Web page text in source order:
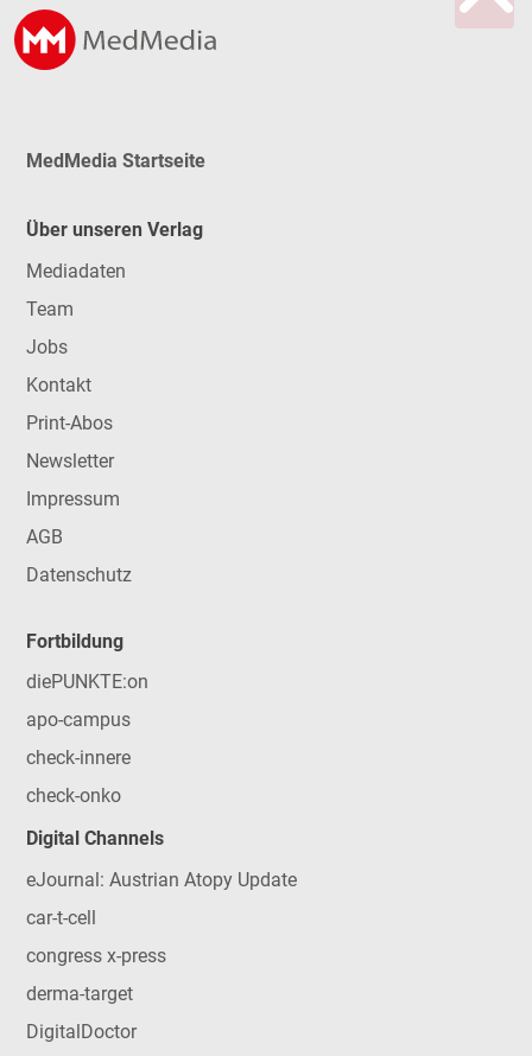
MedMedia Startseite
Über unseren Verlag
Mediadaten
Team
Jobs
Kontakt
Print-Abos
Newsletter
Impressum
AGB
Datenschutz
Fortbildung
diePUNKTE:on
apo-campus
check-innere
check-onko
Digital Channels
eJournal: Austrian Atopy Update
car-t-cell
congress x-press
derma-target
DigitalDoctor